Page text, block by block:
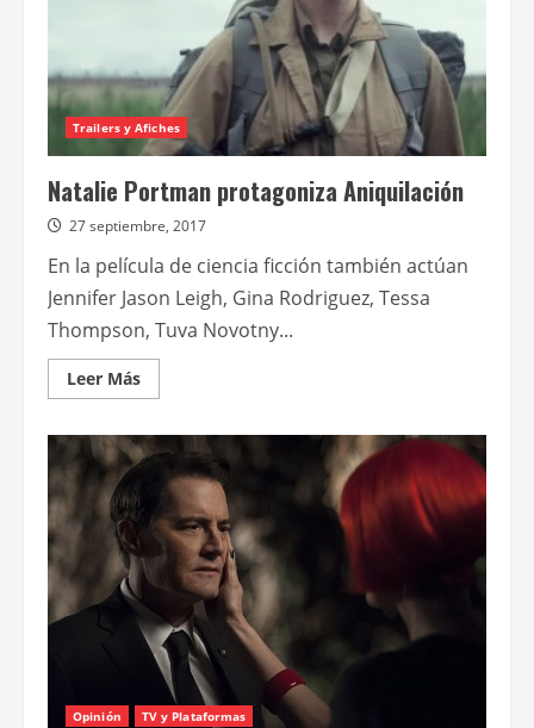
Trailers y Afiches
Natalie Portman protagoniza Aniquilación
27 septiembre, 2017
En la película de ciencia ficción también actúan
Jennifer Jason Leigh, Gina Rodriguez, Tessa
Thompson, Tuva Novotny...
Leer MásLeer
más
Natalie
Portman
protagoniza
Aniquilación
Opinión TV y Plataformas